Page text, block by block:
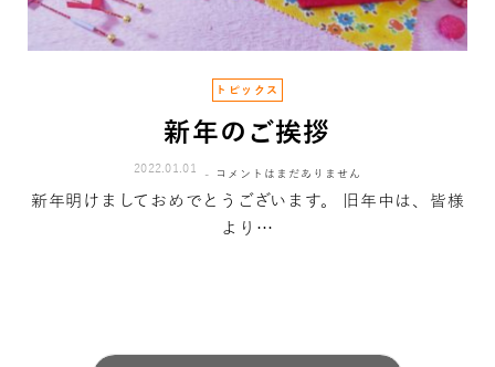
トピックス
新年のご挨拶
2022.01.01 コメントはまだありません
新年明けましておめでとうございます。 旧年中は、皆様
より…